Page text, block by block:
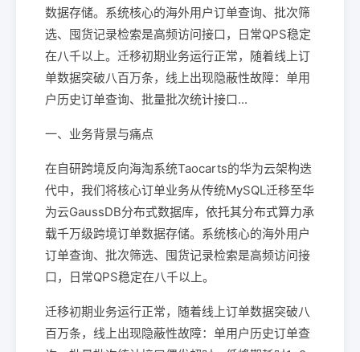
数据存储。系统核心的海外用户订单查询、批次筛
选、囤货记录检索是高频访问接口，日常QPS稳定
在八千以上。迁移初期业务运行正常，随着线上订
单数据突破八百万条，线上出现隐蔽性故障：单用
户历史订单查询、批量批次统计接口...
一、业务背景与痛点
在自研跨境反向海淘系统Taocarts的华为云架构迭
代中，我们将核心订单业务从传统MySQL迁移至华
为云GaussDB分布式数据库，依托其分布式算力承
载千万级跨境订单数据存储。系统核心的海外用户
订单查询、批次筛选、囤货记录检索是高频访问接
口，日常QPS稳定在八千以上。
迁移初期业务运行正常，随着线上订单数据突破八
百万条，线上出现隐蔽性故障：单用户历史订单查